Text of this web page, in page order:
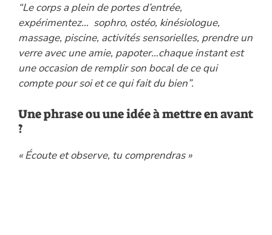
“Le corps a plein de portes d’entrée,
expérimentez… sophro, ostéo, kinésiologue,
massage, piscine, activités sensorielles, prendre un
verre avec une amie, papoter…chaque instant est
une occasion de remplir son bocal de ce qui
compte pour soi et ce qui fait du bien”.
Une phrase ou une idée à mettre en avant
?
« Écoute et observe, tu comprendras »